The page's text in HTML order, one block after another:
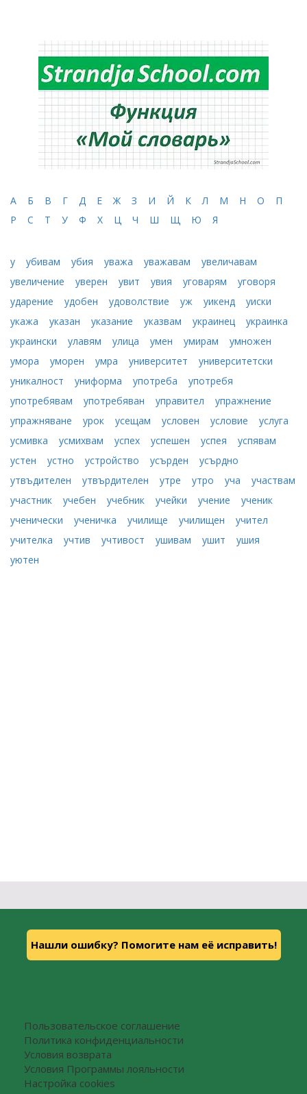
А Б В Г Д Е Ж З И Й К Л М Н О
П
Р
С Т У Ф Х Ц Ч Ш Щ Ю Я
у убивам убия уважа уважавам
увеличавам
увеличение
уверен увит увия уговарям
уговоря
ударение
удобен удоволствие уж уикенд
уиски
укажа
указан указание указвам украинец
украинка
украински
улавям улица умен умирам
умножен
умора
уморен умра университет
университетски
уникалност
униформа употреба
употребя
употребявам
употребяван управител
упражнение
упражняване
урок усещам условен условие
услуга
усмивка
усмихвам успех успешен успея
успявам
устен
устно устройство усърден
усърдно
утвъдителен
утвърдителен утре утро уча
участвам
участник
учебен учебник учейки учение
ученик
ученически
ученичка училище училищен
учител
учителка
учтив учтивост ушивам ушит
ушия
уютен
Нашли ошибку? Помогите нам её исправить!
Пользовательское соглашение
Политика конфиденциальности
Условия возврата
Условия Программы лояльности
Настройка cookies